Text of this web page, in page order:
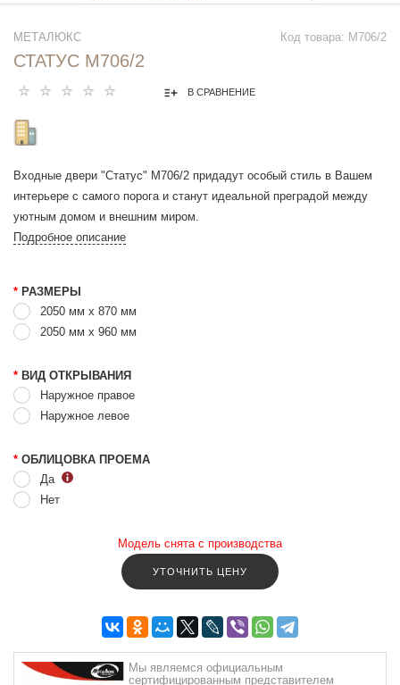
Код товара: М706/2
МЕТАЛЮКС
СТАТУС М706/2
В СРАВНЕНИЕ
Входные двери "Статус" М706/2 придадут особый стиль в Вашем
интерьере с самого порога и станут идеальной преградой между
уютным домом и внешним миром.
Подробное описание
* РАЗМЕРЫ
2050 мм х 870 мм
2050 мм x 960 мм
* ВИД ОТКРЫВАНИЯ
Наружное правое
Наружное левое
* ОБЛИЦОВКА ПРОЕМА
Да
Нет
Модель снята с производства
УТОЧНИТЬ ЦЕНУ
Мы являемся официальным
сертифицированным представителем